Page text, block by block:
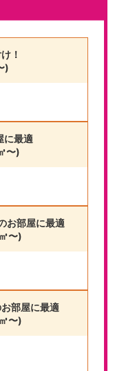
！
)
に最適
〜)
お部屋に最適
〜)
部屋に最適
〜)